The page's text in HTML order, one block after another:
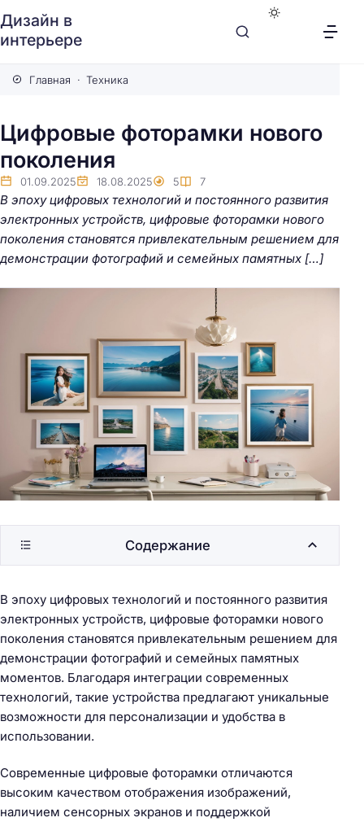
Дизайн в
интерьере
Главная Техника
Цифровые фоторамки нового
поколения
01.09.2025 18.08.2025 5 7
В эпоху цифровых технологий и постоянного развития
электронных устройств, цифровые фоторамки нового
поколения становятся привлекательным решением для
демонстрации фотографий и семейных памятных […]
В эпоху цифровых технологий и постоянного развития
электронных устройств, цифровые фоторамки нового
поколения становятся привлекательным решением для
демонстрации фотографий и семейных памятных
моментов. Благодаря интеграции современных
технологий, такие устройства предлагают уникальные
возможности для персонализации и удобства в
использовании.
Современные цифровые фоторамки отличаются
высоким качеством отображения изображений,
наличием сенсорных экранов и поддержкой
Содержание